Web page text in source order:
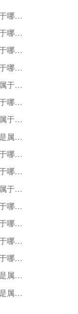
围脖的商标申请注册是属于哪一类？
腰带的商标申请注册是属于哪一类？
浴帽的商标申请注册是属于哪一类？
发带的商标申请注册是属于哪一类
卷发夹​的商标申请注册是属于哪一类？
纽扣的商标申请注册是属于哪一类？
编织针​的商标申请注册是属于哪一类？
人造花（仿真花）的商标是属于哪一类？
地毯的商标申请注册是属于哪一类？
席子的商标申请注册是属于哪一类？
防滑垫的商标申请注册是属于哪一类？
墙纸的商标申请注册是属于哪一类？
游戏机商标申请注册是属于哪一类？
玩具的商标申请注册是属于哪一类？
骰子的商标申请注册是属于哪一类？
羽毛球拍的商标申请注册是属于哪一类？
健身器材的商标申请注册是属于哪一类？